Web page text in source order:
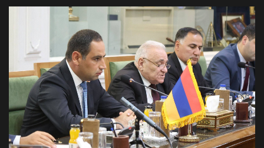
Գայի պողոտայում բախվել են Hongqi-ն
և «Կիա»-ն. վերջինիս վարորդը
մահացել է
07 Օգոստոս, 2026 15:45
Առանց մարդու միջամտության
կոտրում են Telegram, WhatsApp․
մեդիափորձագետ (տեսանյութ)
04 Օգոստոս, 2026 23:34